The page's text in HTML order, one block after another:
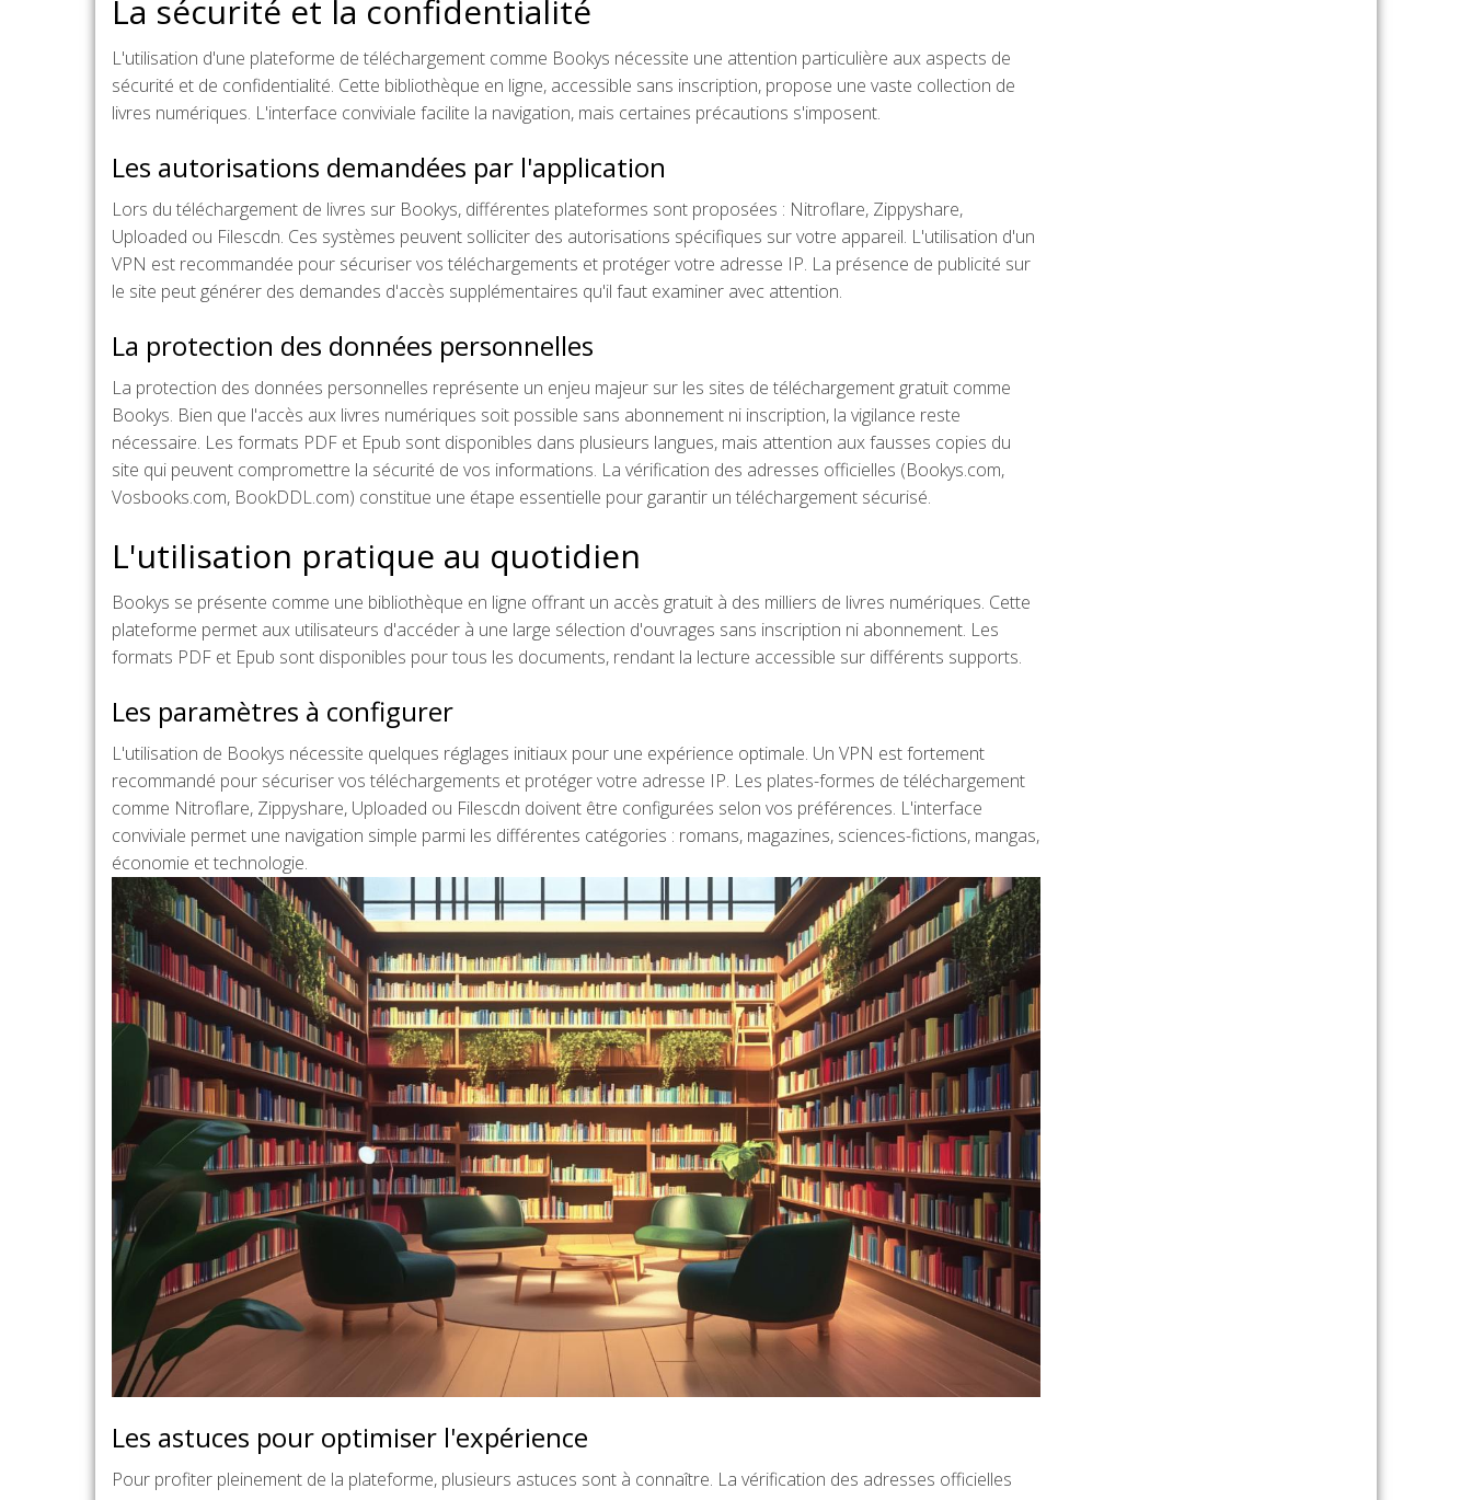
La sécurité et la confidentialité
L'utilisation d'une plateforme de téléchargement comme Bookys nécessite une attention particulière aux aspects de
sécurité et de confidentialité. Cette bibliothèque en ligne, accessible sans inscription, propose une vaste collection de
livres numériques. L'interface conviviale facilite la navigation, mais certaines précautions s'imposent.
Les autorisations demandées par l'application
Lors du téléchargement de livres sur Bookys, différentes plateformes sont proposées : Nitroflare, Zippyshare,
Uploaded ou Filescdn. Ces systèmes peuvent solliciter des autorisations spécifiques sur votre appareil. L'utilisation d'un
VPN est recommandée pour sécuriser vos téléchargements et protéger votre adresse IP. La présence de publicité sur
le site peut générer des demandes d'accès supplémentaires qu'il faut examiner avec attention.
La protection des données personnelles
La protection des données personnelles représente un enjeu majeur sur les sites de téléchargement gratuit comme
Bookys. Bien que l'accès aux livres numériques soit possible sans abonnement ni inscription, la vigilance reste
nécessaire. Les formats PDF et Epub sont disponibles dans plusieurs langues, mais attention aux fausses copies du
site qui peuvent compromettre la sécurité de vos informations. La vérification des adresses officielles (Bookys.com,
Vosbooks.com, BookDDL.com) constitue une étape essentielle pour garantir un téléchargement sécurisé.
L'utilisation pratique au quotidien
Bookys se présente comme une bibliothèque en ligne offrant un accès gratuit à des milliers de livres numériques. Cette
plateforme permet aux utilisateurs d'accéder à une large sélection d'ouvrages sans inscription ni abonnement. Les
formats PDF et Epub sont disponibles pour tous les documents, rendant la lecture accessible sur différents supports.
Les paramètres à configurer
L'utilisation de Bookys nécessite quelques réglages initiaux pour une expérience optimale. Un VPN est fortement
recommandé pour sécuriser vos téléchargements et protéger votre adresse IP. Les plates-formes de téléchargement
comme Nitroflare, Zippyshare, Uploaded ou Filescdn doivent être configurées selon vos préférences. L'interface
conviviale permet une navigation simple parmi les différentes catégories : romans, magazines, sciences-fictions, mangas,
économie et technologie.
Les astuces pour optimiser l'expérience
Pour profiter pleinement de la plateforme, plusieurs astuces sont à connaître. La vérification des adresses officielles